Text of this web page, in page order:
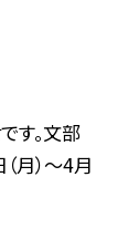
す。文部
月）～4月